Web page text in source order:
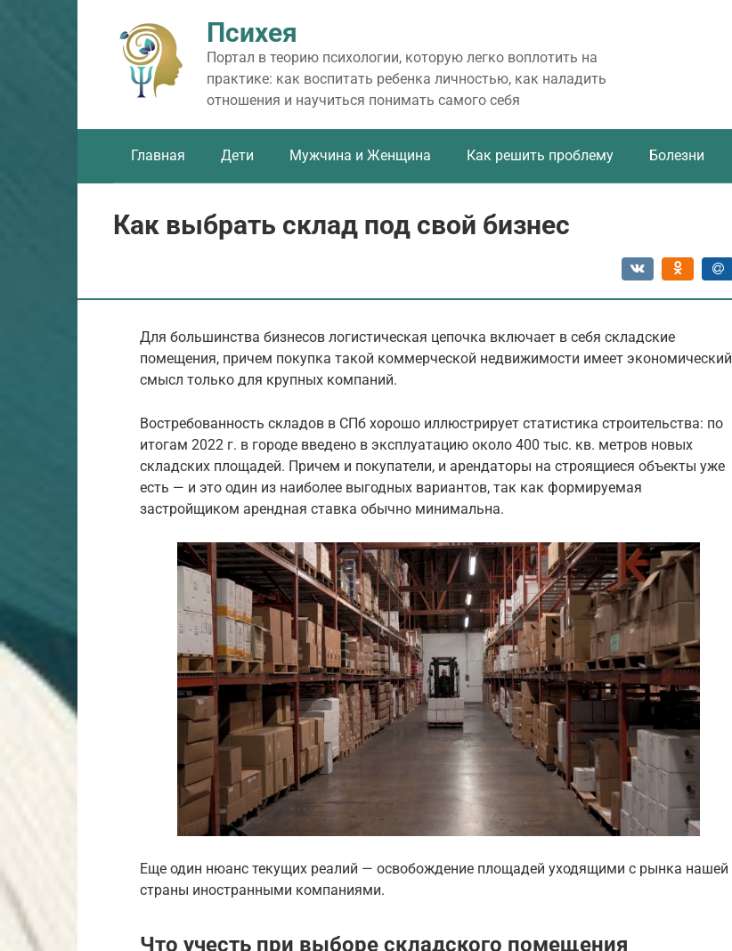
Психея
Портал в теорию психологии, которую легко воплотить на
практике: как воспитать ребенка личностью, как наладить
отношения и научиться понимать самого себя
Главная Дети Мужчина и Женщина Как решить проблему Болезни
Как выбрать склад под свой бизнес
Для большинства бизнесов логистическая цепочка включает в себя складские
помещения, причем покупка такой коммерческой недвижимости имеет экономический
смысл только для крупных компаний.
Востребованность складов в СПб хорошо иллюстрирует статистика строительства: по
итогам 2022 г. в городе введено в эксплуатацию около 400 тыс. кв. метров новых
складских площадей. Причем и покупатели, и арендаторы на строящиеся объекты уже
есть — и это один из наиболее выгодных вариантов, так как формируемая
застройщиком арендная ставка обычно минимальна.
Еще один нюанс текущих реалий — освобождение площадей уходящими с рынка нашей
страны иностранными компаниями.
Что учесть при выборе складского помещения